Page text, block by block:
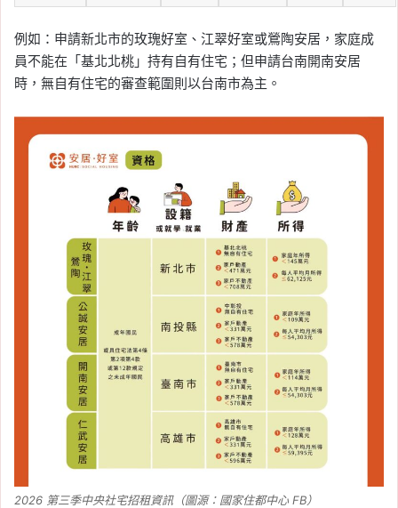
例如：申請新北市的玫瑰好室、江翠好室或鶯陶安居，家庭成
員不能在「基北北桃」持有自有住宅；但申請台南開南安居
時，無自有住宅的審查範圍則以台南市為主。
2026 第三季中央社宅招租資訊（圖源：國家住都中心 FB）